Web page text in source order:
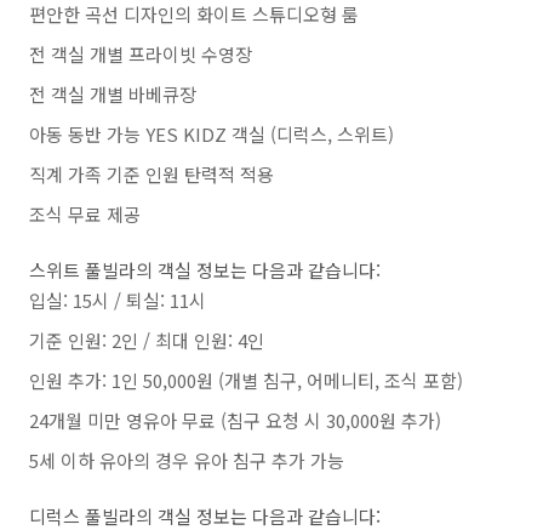
편안한 곡선 디자인의 화이트 스튜디오형 룸
전 객실 개별 프라이빗 수영장
전 객실 개별 바베큐장
아동 동반 가능 YES KIDZ 객실 (디럭스, 스위트)
직계 가족 기준 인원 탄력적 적용
조식 무료 제공
스위트 풀빌라의 객실 정보는 다음과 같습니다:
입실: 15시 / 퇴실: 11시
기준 인원: 2인 / 최대 인원: 4인
인원 추가: 1인 50,000원 (개별 침구, 어메니티, 조식 포함)
24개월 미만 영유아 무료 (침구 요청 시 30,000원 추가)
5세 이하 유아의 경우 유아 침구 추가 가능
디럭스 풀빌라의 객실 정보는 다음과 같습니다: